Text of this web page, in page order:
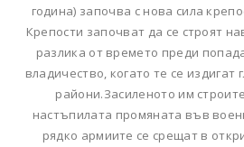
година) започва с нова сила
Крепости започват да се строят
разлика от времето преди
владичество, когато те се издигат
райони.Засиленото им
настъпилата промяната във
рядко армиите се срещат в